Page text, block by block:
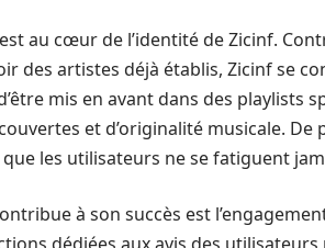
au cœur de l’identité de Zicinf.
des artistes déjà établis, Zicinf se
mis en avant dans des playlists
et d’originalité musicale.
les utilisateurs ne se fatiguent
à son succès est